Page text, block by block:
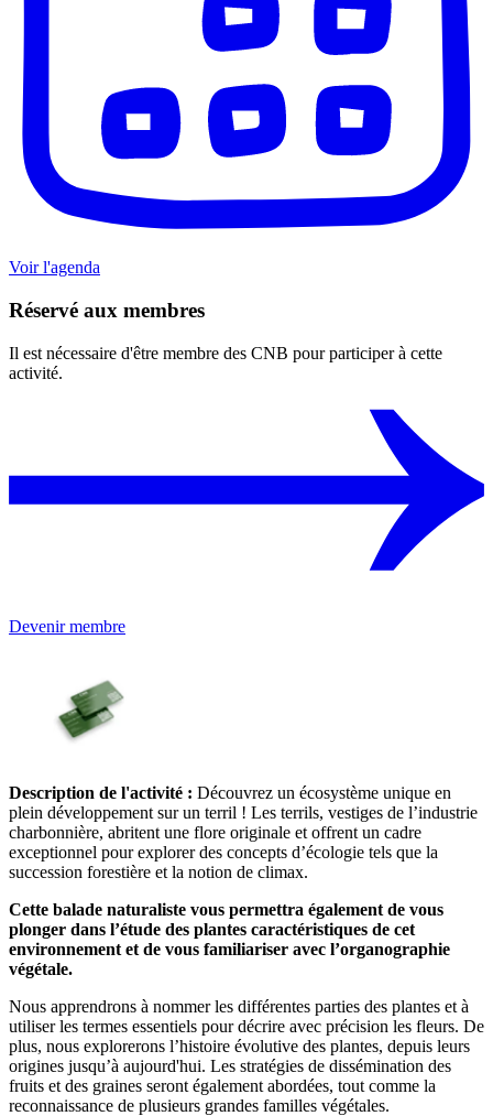
Voir l'agenda
Réservé aux membres
Il est nécessaire d'être membre des CNB pour participer à cette
activité.
Devenir membre
Description de l'activité : Découvrez un écosystème unique en
plein développement sur un terril ! Les terrils, vestiges de l’industrie
charbonnière, abritent une flore originale et offrent un cadre
exceptionnel pour explorer des concepts d’écologie tels que la
succession forestière et la notion de climax.
Cette balade naturaliste vous permettra également de vous
plonger dans l’étude des plantes caractéristiques de cet
environnement et de vous familiariser avec l’organographie
végétale.
Nous apprendrons à nommer les différentes parties des plantes et à
utiliser les termes essentiels pour décrire avec précision les fleurs. De
plus, nous explorerons l’histoire évolutive des plantes, depuis leurs
origines jusqu’à aujourd'hui. Les stratégies de dissémination des
fruits et des graines seront également abordées, tout comme la
reconnaissance de plusieurs grandes familles végétales.